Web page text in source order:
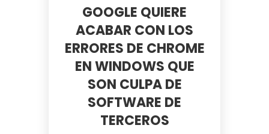
GOOGLE QUIERE
ACABAR CON LOS
ERRORES DE CHROME
EN WINDOWS QUE
SON CULPA DE
SOFTWARE DE
TERCEROS